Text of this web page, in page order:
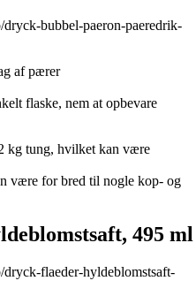
bubbel-paeron-paeredrik-
af pærer
flaske, nem at opbevare
kg tung, hvilket kan være
være for bred til nogle kop- og
495 ml
flaeder-hyldeblomstsaft-